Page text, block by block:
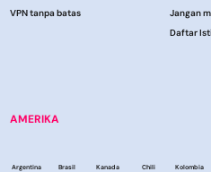
VPN tanpa batas
Jangan
Daftar
AMERIKA
Argentina Brasil Kanada Chili Kolombia